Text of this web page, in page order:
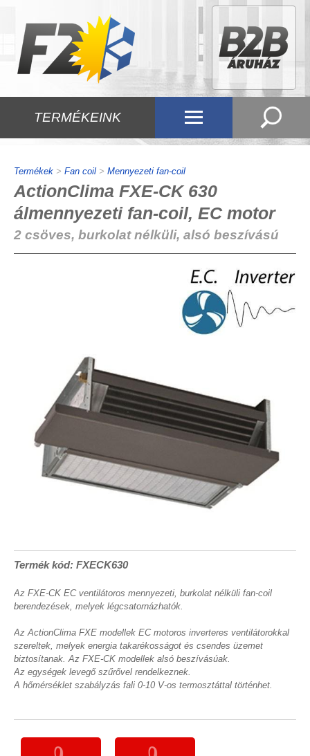
TERMÉKEINK
Termékek > Fan coil > Mennyezeti fan-coil
ActionClima FXE-CK 630
álmennyezeti fan-coil, EC motor
2 csöves, burkolat nélküli, alsó beszívású
Termék kód: FXECK630
Az FXE-CK EC ventilátoros mennyezeti, burkolat nélküli fan-coil
berendezések, melyek légcsatornázhatók.
Az ActionClima FXE modellek EC motoros inverteres ventilátorokkal
szereltek, melyek energia takarékosságot és csendes üzemet
biztosítanak. Az FXE-CK modellek alsó beszívásúak.
Az egységek levegő szűrővel rendelkeznek.
A hőmérséklet szabályzás fali 0-10 V-os termosztáttal történhet.